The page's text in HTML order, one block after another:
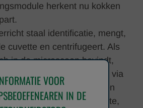
VOOR
IN DE
herkent nu kokken
staal identificatie, mengt,
cuvette en centrifugeert. Als
in de microscoop bevindt,
de cuvette verplaatsen via
scherm en beelden maken
welk deel van de cuvette,